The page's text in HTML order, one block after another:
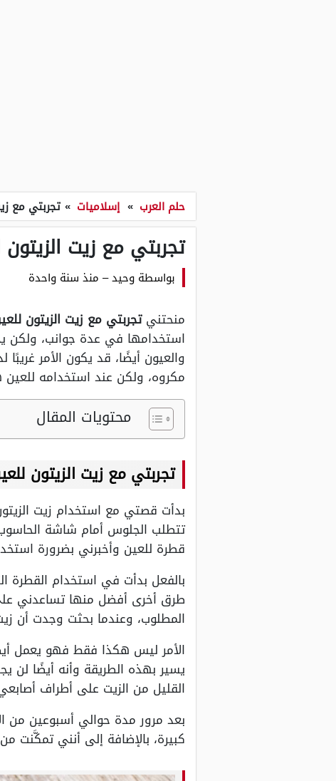
حلم العرب » إسلاميات » تجربتي مع
تجربتي مع زيت الزيتون
بواسطة وحيد– منذ سنة واحدة
منحتنيتجربتي مع زيت الزيتون
استخدامها في عدة جوانب، ولكن
والعيون أيضًا، قد يكون الأمر
مكروه، ولكن عند استخدامه
محتويات المقال
تجربتي مع زيت الزيتون
بدأت قصتي مع استخدام زيت
تتطلب الجلوس أمام شاشة
قطرة للعين وأخبرني بضرورة
بالفعل بدأت في استخدام
طرق أخرى أفضل منها تساعدني
المطلوب، وعندما بحثت وجدت أن
الأمر ليس هكذا فقط فهو يعمل
يسير بهذه الطريقة وأنه أيضًا
القليل من الزيت على أطراف
بعد مرور مدة حوالي أسبوعين من
كبيرة، بالإضافة إلى أنني